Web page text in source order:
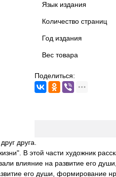
Язык издания
Количество страниц
Год издания
Вес товара
Поделиться:
друга.
В этой части художник
влияние на развитие его
его души, формирование